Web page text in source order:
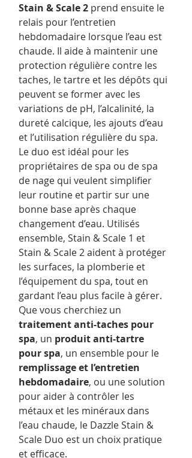
Stain & Scale 2 prend ensuite le
relais pour l’entretien
hebdomadaire lorsque l’eau est
chaude. Il aide à maintenir une
protection régulière contre les
taches, le tartre et les dépôts qui
peuvent se former avec les
variations de pH, l’alcalinité, la
dureté calcique, les ajouts d’eau
et l’utilisation régulière du spa.
Le duo est idéal pour les
propriétaires de spa ou de spa
de nage qui veulent simplifier
leur routine et partir sur une
bonne base après chaque
changement d’eau. Utilisés
ensemble, Stain & Scale 1 et
Stain & Scale 2 aident à protéger
les surfaces, la plomberie et
l’équipement du spa, tout en
gardant l’eau plus facile à gérer.
Que vous cherchiez un
traitement anti-taches pour
spa, un produit anti-tartre
pour spa, un ensemble pour le
remplissage et l’entretien
hebdomadaire, ou une solution
pour aider à contrôler les
métaux et les minéraux dans
l’eau chaude, le Dazzle Stain &
Scale Duo est un choix pratique
et efficace.